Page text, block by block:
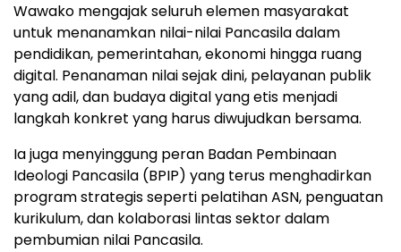
Wawako mengajak seluruh elemen masyarakat
untuk menanamkan nilai-nilai Pancasila dalam
pendidikan, pemerintahan, ekonomi hingga ruang
digital. Penanaman nilai sejak dini, pelayanan publik
yang adil, dan budaya digital yang etis menjadi
langkah konkret yang harus diwujudkan bersama.
Ia juga menyinggung peran Badan Pembinaan
Ideologi Pancasila (BPIP) yang terus menghadirkan
program strategis seperti pelatihan ASN, penguatan
kurikulum, dan kolaborasi lintas sektor dalam
pembumian nilai Pancasila.